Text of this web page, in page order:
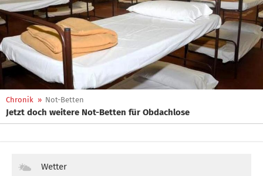
Chronik » Not-Betten
Jetzt doch weitere Not-Betten für Obdachlose
Wetter